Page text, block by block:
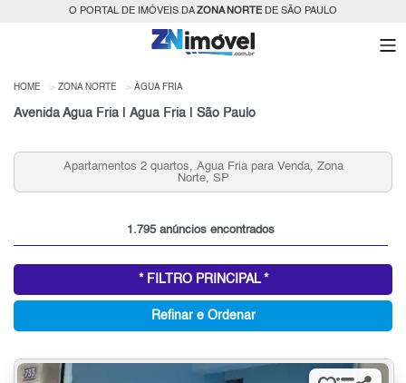
O PORTAL DE IMÓVEIS DAZONA NORTEDE SÃO PAULO
HOME ZONA NORTE ÁGUA FRIA
Avenida Agua Fria | Água Fria | São Paulo
Condomínios Fechados 3 Quartos 2 vagas Água Fria
para Venda, Zona Norte, SP
1.795 anúncios encontrados
* FILTRO PRINCIPAL *
Refinar e Ordenar